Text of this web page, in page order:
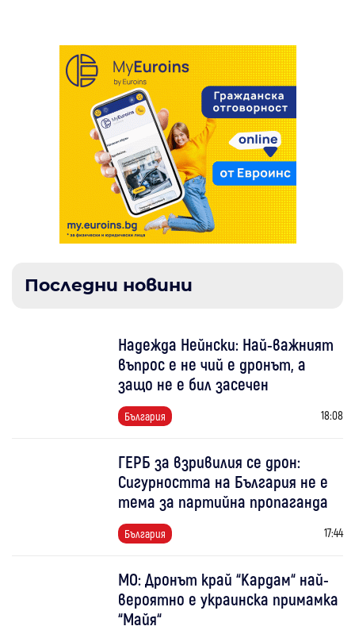
Последни новини
Надежда Нейнски: Най-важният
въпрос е не чий е дронът, а
защо не е бил засечен
България 18:08
ГЕРБ за взривилия се дрон:
Сигурността на България не е
тема за партийна пропаганда
България 17:44
МО: Дронът край “Кардам“ най-
вероятно е украинска примамка
“Майя“